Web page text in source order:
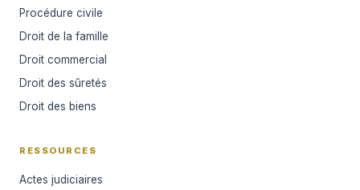
Procédure civile
Droit de la famille
Droit commercial
Droit des sûretés
Droit des biens
RESSOURCES
Actes judiciaires